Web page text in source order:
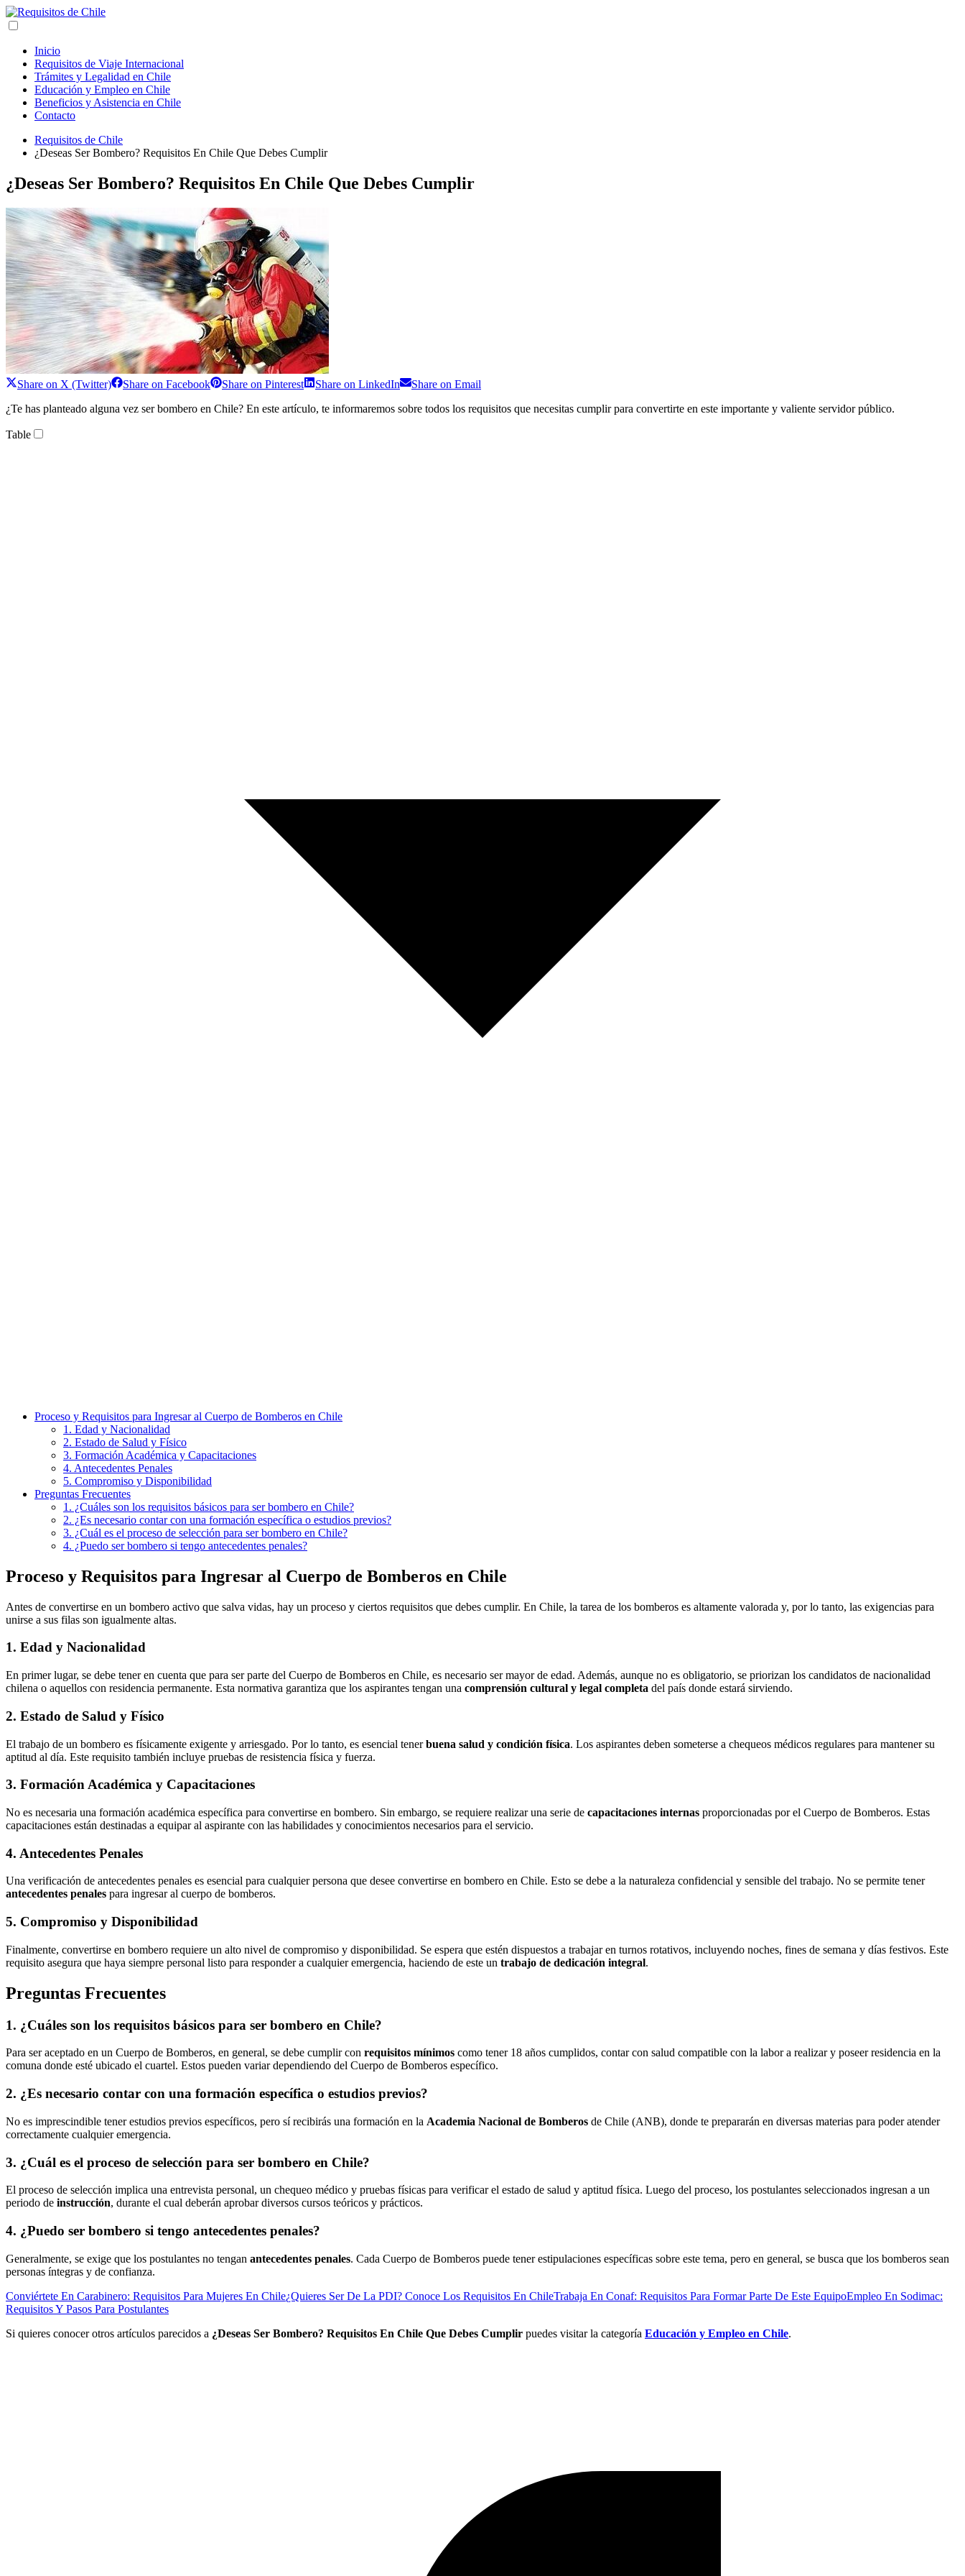
Inicio
Requisitos de Viaje Internacional
Trámites y Legalidad en Chile
Educación y Empleo en Chile
Beneficios y Asistencia en Chile
Contacto
Requisitos de Chile
¿Deseas Ser Bombero? Requisitos En Chile Que Debes Cumplir
¿Deseas Ser Bombero? Requisitos En Chile Que Debes Cumplir
Share on X (Twitter) Share on Facebook Share on Pinterest Share on LinkedIn Share on Email
¿Te has planteado alguna vez ser bombero en Chile? En este artículo, te informaremos sobre todos los requisitos que necesitas cumplir para convertirte en este importante y valiente servidor público.
Table
Proceso y Requisitos para Ingresar al Cuerpo de Bomberos en Chile
1. Edad y Nacionalidad
2. Estado de Salud y Físico
3. Formación Académica y Capacitaciones
4. Antecedentes Penales
5. Compromiso y Disponibilidad
Preguntas Frecuentes
1. ¿Cuáles son los requisitos básicos para ser bombero en Chile?
2. ¿Es necesario contar con una formación específica o estudios previos?
3. ¿Cuál es el proceso de selección para ser bombero en Chile?
4. ¿Puedo ser bombero si tengo antecedentes penales?
Proceso y Requisitos para Ingresar al Cuerpo de Bomberos en Chile
Antes de convertirse en un bombero activo que salva vidas, hay un proceso y ciertos requisitos que debes cumplir. En Chile, la tarea de los bomberos es altamente valorada y, por lo tanto, las exigencias para
unirse a sus filas son igualmente altas.
1. Edad y Nacionalidad
En primer lugar, se debe tener en cuenta que para ser parte del Cuerpo de Bomberos en Chile, es necesario ser mayor de edad. Además, aunque no es obligatorio, se priorizan los candidatos de nacionalidad
chilena o aquellos con residencia permanente. Esta normativa garantiza que los aspirantes tengan una comprensión cultural y legal completa del país donde estará sirviendo.
2. Estado de Salud y Físico
El trabajo de un bombero es físicamente exigente y arriesgado. Por lo tanto, es esencial tenerbuena salud y condición física. Los aspirantes deben someterse a chequeos médicos regulares para mantener su
aptitud al día. Este requisito también incluye pruebas de resistencia física y fuerza.
3. Formación Académica y Capacitaciones
No es necesaria una formación académica específica para convertirse en bombero. Sin embargo, se requiere realizar una serie de capacitaciones internas proporcionadas por el Cuerpo de Bomberos. Estas
capacitaciones están destinadas a equipar al aspirante con las habilidades y conocimientos necesarios para el servicio.
4. Antecedentes Penales
Una verificación de antecedentes penales es esencial para cualquier persona que desee convertirse en bombero en Chile. Esto se debe a la naturaleza confidencial y sensible del trabajo. No se permite tener
antecedentes penales para ingresar al cuerpo de bomberos.
5. Compromiso y Disponibilidad
Finalmente, convertirse en bombero requiere un alto nivel de compromiso y disponibilidad. Se espera que estén dispuestos a trabajar en turnos rotativos, incluyendo noches, fines de semana y días festivos. Este
requisito asegura que haya siempre personal listo para responder a cualquier emergencia, haciendo de este un trabajo de dedicación integral.
Preguntas Frecuentes
1. ¿Cuáles son los requisitos básicos para ser bombero en Chile?
Para ser aceptado en un Cuerpo de Bomberos, en general, se debe cumplir con requisitos mínimos como tener 18 años cumplidos, contar con salud compatible con la labor a realizar y poseer residencia en la
comuna donde esté ubicado el cuartel. Estos pueden variar dependiendo del Cuerpo de Bomberos específico.
2. ¿Es necesario contar con una formación específica o estudios previos?
No es imprescindible tener estudios previos específicos, pero sí recibirás una formación en la Academia Nacional de Bomberos de Chile (ANB), donde te prepararán en diversas materias para poder atender
correctamente cualquier emergencia.
3. ¿Cuál es el proceso de selección para ser bombero en Chile?
El proceso de selección implica una entrevista personal, un chequeo médico y pruebas físicas para verificar el estado de salud y aptitud física. Luego del proceso, los postulantes seleccionados ingresan a un
periodo de instrucción, durante el cual deberán aprobar diversos cursos teóricos y prácticos.
4. ¿Puedo ser bombero si tengo antecedentes penales?
Generalmente, se exige que los postulantes no tengan antecedentes penales. Cada Cuerpo de Bomberos puede tener estipulaciones específicas sobre este tema, pero en general, se busca que los bomberos sean
personas íntegras y de confianza.
Conviértete En Carabinero: Requisitos Para Mujeres En Chile¿Quieres Ser De La PDI? Conoce Los Requisitos En ChileTrabaja En Conaf: Requisitos Para Formar Parte De Este EquipoEmpleo En Sodimac:
Requisitos Y Pasos Para Postulantes
Si quieres conocer otros artículos parecidos a ¿Deseas Ser Bombero? Requisitos En Chile Que Debes Cumplir puedes visitar la categoría Educación y Empleo en Chile.